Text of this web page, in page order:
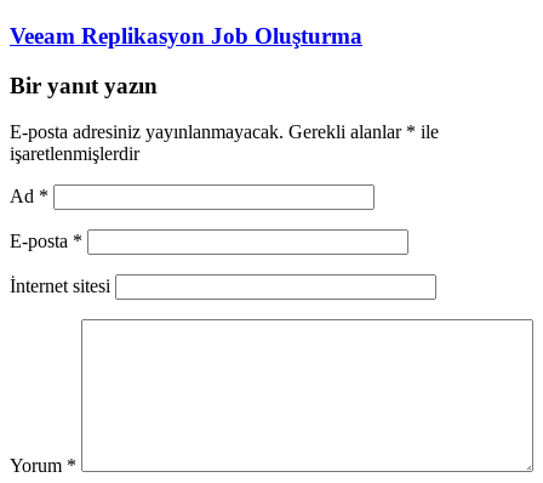
Veeam Replikasyon Job Oluşturma
Bir yanıt yazın
E-posta adresiniz yayınlanmayacak. Gerekli alanlar * ile
işaretlenmişlerdir
Ad *
E-posta *
İnternet sitesi
Yorum *